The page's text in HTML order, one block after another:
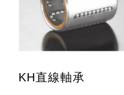
KH直線軸承